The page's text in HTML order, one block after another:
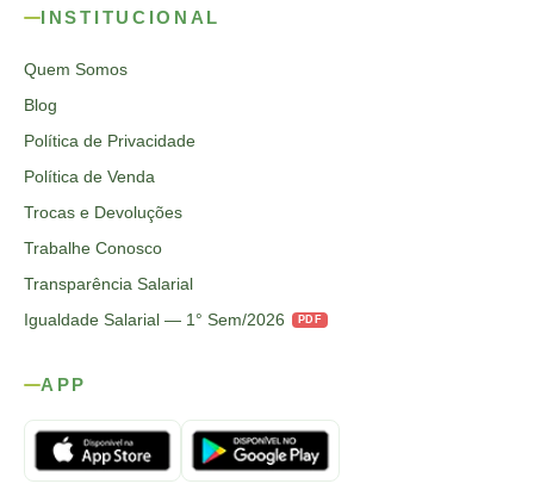
INSTITUCIONAL
Quem Somos
Blog
Política de Privacidade
Política de Venda
Trocas e Devoluções
Trabalhe Conosco
Transparência Salarial
Igualdade Salarial — 1° Sem/2026
PDF
APP